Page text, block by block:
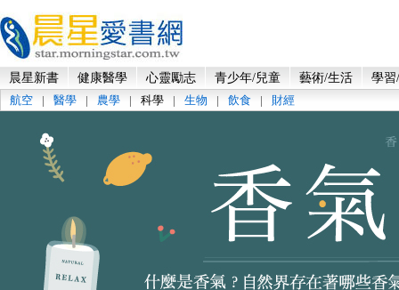
晨星新書 健康醫學 心靈勵志 青少年/兒童 藝術/生活
學習
航空
| 醫學 | 農學 | 科學 | 生物 | 飲食 | 財經